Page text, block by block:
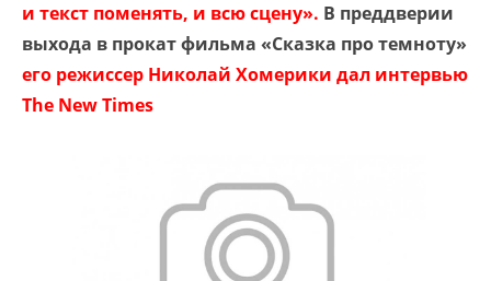
и текст поменять, и всю сцену». В преддверии
выхода в прокат фильма «Сказка про темноту»
его режиссер Николай Хомерики дал интервью
The New Times